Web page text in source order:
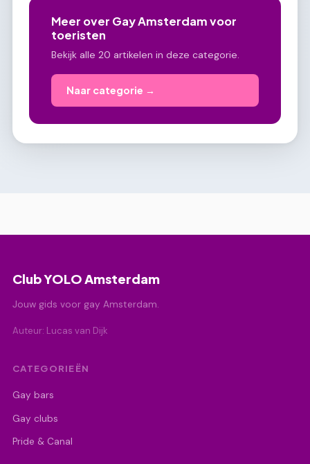
Meer over Gay Amsterdam voor
toeristen
Bekijk alle 20 artikelen in deze categorie.
Naar categorie →
Club YOLO Amsterdam
Jouw gids voor gay Amsterdam.
Auteur: Lucas van Dijk
CATEGORIEËN
Gay bars
Gay clubs
Pride & Canal